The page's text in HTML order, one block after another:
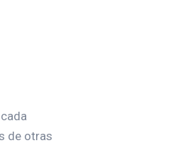
de otras